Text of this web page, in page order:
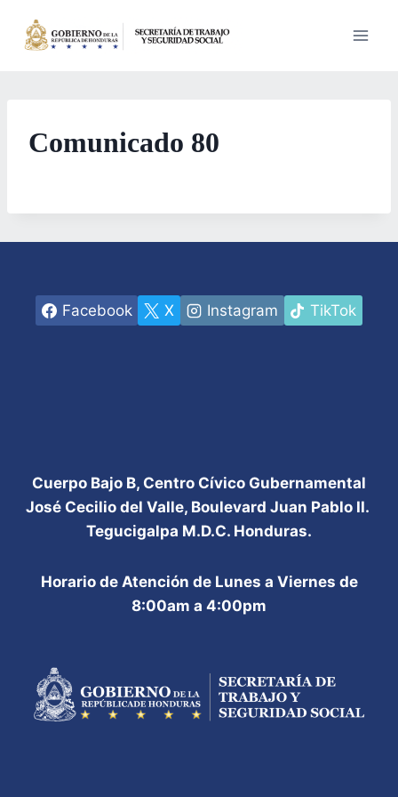
Comunicado 80
Facebook X Instagram TikTok
Cuerpo Bajo B, Centro Cívico Gubernamental
José Cecilio del Valle, Boulevard Juan Pablo II.
Tegucigalpa M.D.C. Honduras.
Horario de Atención de Lunes a Viernes de
8:00am a 4:00pm